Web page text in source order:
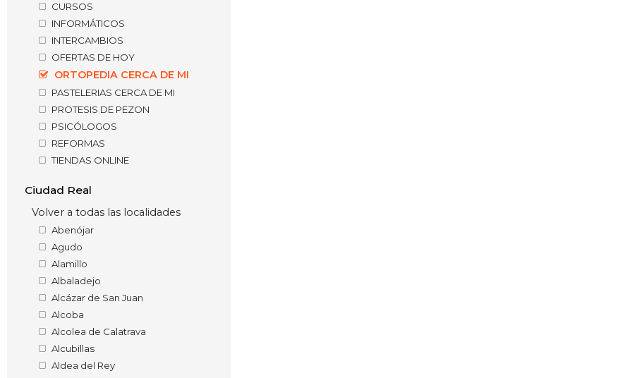
CURSOS
INFORMÁTICOS
INTERCAMBIOS
OFERTAS DE HOY
ORTOPEDIA CERCA DE MI
PASTELERIAS CERCA DE MI
PROTESIS DE PEZON
PSICÓLOGOS
REFORMAS
TIENDAS ONLINE
Ciudad Real
Volver a todas las localidades
Abenójar
Agudo
Alamillo
Albaladejo
Alcázar de San Juan
Alcoba
Alcolea de Calatrava
Alcubillas
Aldea del Rey